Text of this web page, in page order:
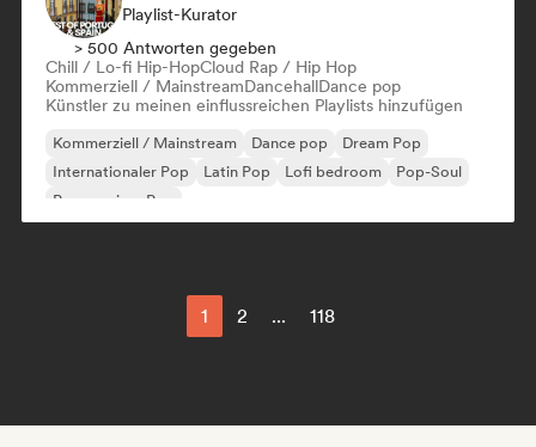
Playlist-Kurator
> 500 Antworten gegeben
Chill / Lo-fi Hip-HopCloud Rap / Hip Hop
Kommerziell / MainstreamDancehallDance pop
Künstler zu meinen einflussreichen Playlists hinzufügen
Kommerziell / Mainstream Dance pop
Dream Pop
Internationaler Pop
Latin Pop Lofi bedroom
Pop-Soul
Progressiver Pop
1 2 ... 118